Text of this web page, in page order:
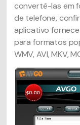
convertê-las em
de telefone,
aplicativo
para formatos
WMV, AVI, MKV,